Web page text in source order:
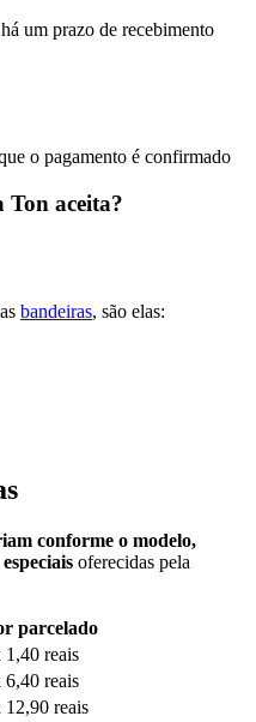
um prazo de recebimento
o pagamento é confirmado
Ton aceita?
bandeiras, são elas:
conforme o modelo,
oferecidas pela
parcelado
1,40 reais
6,40 reais
12,90 reais